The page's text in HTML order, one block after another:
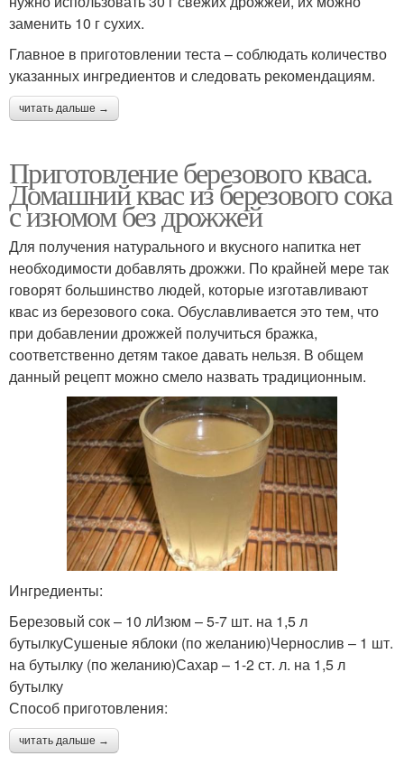
заменить 10 г сухих.
Главное в приготовлении теста – соблюдать количество
указанных ингредиентов и следовать рекомендациям.
читать дальше →
Приготовление березового кваса.
Домашний квас из березового сока
с изюмом без дрожжей
Для получения натурального и вкусного напитка нет
необходимости добавлять дрожжи. По крайней мере так
говорят большинство людей, которые изготавливают
квас из березового сока. Обуславливается это тем, что
при добавлении дрожжей получиться бражка,
соответственно детям такое давать нельзя. В общем
данный рецепт можно смело назвать традиционным.
Ингредиенты:
Березовый сок – 10 лИзюм – 5-7 шт. на 1,5 л
бутылкуСушеные яблоки (по желанию)Чернослив – 1 шт.
на бутылку (по желанию)Сахар – 1-2 ст. л. на 1,5 л
бутылку
Способ приготовления:
читать дальше →